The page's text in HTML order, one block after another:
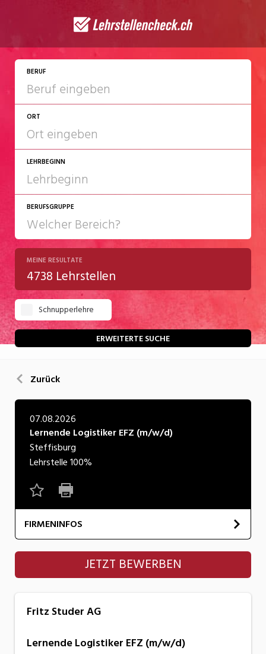
BERUF
ORT
LEHRBEGINN
2027
2028
BERUFSGRUPPE
Chemie/Pharma
Gastgewerbe
Gesundheit/Pflege/Soziales
Handwerk/Technik
Kultur
Natur
Verkehr/Logistik
Wirtschaft/Verwaltung
MEINE RESULTATE
4738 Lehrstellen
Schnupperlehre
ERWEITERTE SUCHE
Zurück
07.08.2026
Lernende Logistiker EFZ (m/w/d)
Steffisburg
Lehrstelle100%
FIRMENINFOS
Fritz Studer AG
JETZT BEWERBEN
Fritz Studer AG
Lernende Logistiker EFZ (m/w/d)